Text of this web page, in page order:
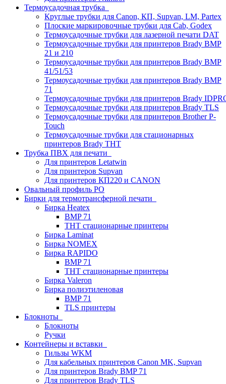
Термоусадочная трубка
Круглые трубки для Canon, КП, Supvan, LM, Partex
Плоские маркировочные трубки для Cab, Godex
Термоусадочные трубки для лазерной печати DAT
Термоусадочные трубки для принтеров Brady BMP
21 и 210
Термоусадочные трубки для принтеров Brady BMP
41/51/53
Термоусадочные трубки для принтеров Brady BMP
71
Термоусадочные трубки для принтеров Brady
Термоусадочные трубки для принтеров Brady TLS
Термоусадочные трубки для принтеров Brother P-
Touch
Термоусадочные трубки для стационарных
принтеров Brady THT
Трубка ПВХ для печати
Для принтеров Letatwin
Для принтеров Supvan
Для принтеров КП220 и CANON
Овальный профиль PO
Бирки для термотрансферной печати
Бирка Heatex
BMP 71
THT стационарные принтеры
Бирка Laminat
Бирка NOMEX
Бирка RAPIDO
BMP 71
THT стационарные принтеры
Бирка Valeron
Бирка полиэтиленовая
BMP 71
TLS принтеры
Блокноты
Блокноты
Ручки
Контейнеры и вставки
Гильзы WKM
Для кабельных принтеров Canon MK, Supvan
Для принтеров Brady BMP 71
Для принтеров Brady TLS